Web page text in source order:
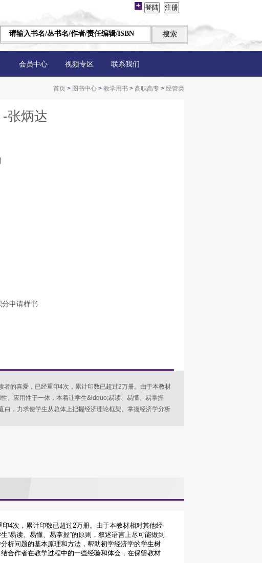
会员中心 视频专区 联系我们
首页 > 图书中心 > 教学用书 > 高职高专 > 经管类
张炳达
申请样书
的喜爱，已经重印4次，累计印数已超过2万册。由于本教材
、应用性于一体，本着让学生&ldquo;易读、易懂、易掌握
白，力求使学生从总体上把握经济理论框架、掌握经济学分析
4次，累计印数已超过2万册。由于本教材相对其他经
“易读、易懂、易掌握”的原则，叙述语言上尽可能做到
析问题的基本原理和方法，帮助初学经济学的学生树
合作者在教学过程中的一些经验和体会，在保留教材